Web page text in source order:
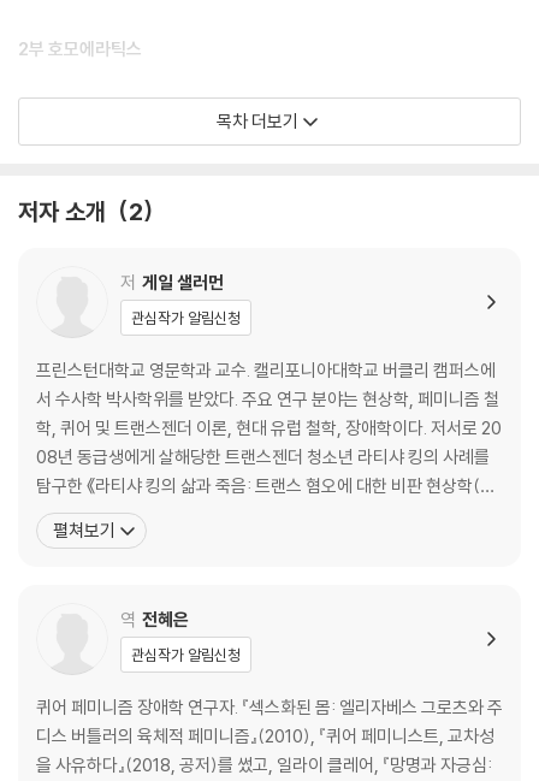
2부 호모에라틱스
3장 렉스클럽의 소년들: 트랜스젠더와 사회적 구성
4장 트랜스페미니즘과 젠더의 미래
6장 성적 무관심/성차의 부재와 한계의 문제
4부 법 너머
7장 문자를 보류하다: 국유재산으로서의 섹스
감사의 말
옮긴이 해제
수록 지면
참고문헌
목차 더보기
저자 소개 2
저 게일 샐러먼
관심작가 알림신청
프린스턴대학교 영문학과 교수. 캘리포니아대학교 버클리 캠퍼스에
서 수사학 박사학위를 받았다. 주요 연구 분야는 현상학, 페미니즘 철
학, 퀴어 및 트랜스젠더 이론, 현대 유럽 철학, 장애학이다. 저서로 20
08년 동급생에게 살해당한 트랜스젠더 청소년 라티샤 킹의 사례를
탐구한 《라티샤 킹의 삶과 죽음: 트랜스 혐오에 대한 비판 현상학(Th
e Life and Death of Latisha King: A Critical Phenomenolog
y of Transphobia)》(2018)이 있으며, 공동 편집한 책으로 《비판
펼쳐보기
역 전혜은
관심작가 알림신청
퀴어 페미니즘 장애학 연구자. 『섹스화된 몸: 엘리자베스 그로츠와 주
디스 버틀러의 육체적 페미니즘』(2010), 『퀴어 페미니스트, 교차성
을 사유하다』(2018, 공저)를 썼고, 일라이 클레어, 『망명과 자긍심: